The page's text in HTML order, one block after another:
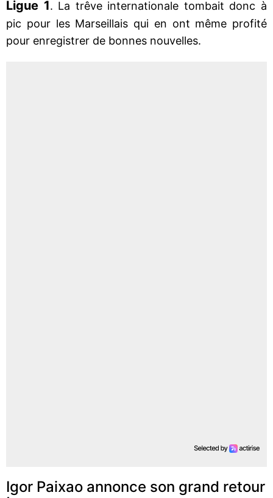
Ligue 1. La trêve internationale tombait donc à
pic pour les Marseillais qui en ont même profité
pour enregistrer de bonnes nouvelles.
Igor Paixao annonce son grand retour